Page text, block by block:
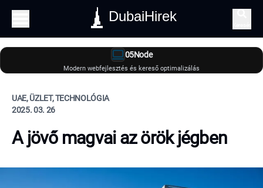
DubaiHirek
05Node
Modern webfejlesztés és kereső optimalizálás
UAE, ÜZLET, TECHNOLÓGIA
2025. 03. 26
A jövő magvai az örök jégben